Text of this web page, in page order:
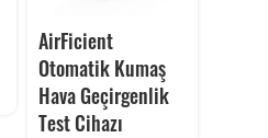
AirFicient
Otomatik Kumaş
Hava Geçirgenlik
Test Cihazı